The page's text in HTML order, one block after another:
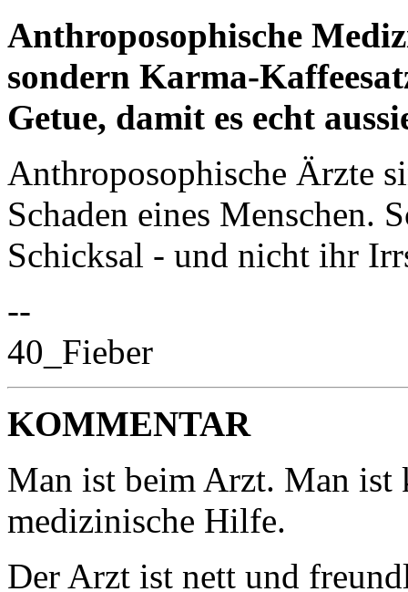
Anthroposophische
sondern Karma-
Getue, damit es echt
Anthroposophische Ärzte
Schaden eines Menschen.
Schicksal - und nicht ihr
--
40_Fieber
KOMMENTAR
Man ist beim Arzt. Man ist
medizinische Hilfe.
Der Arzt ist nett und